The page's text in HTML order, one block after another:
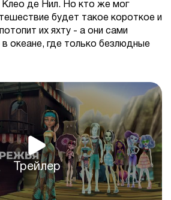
Клео де Нил. Но кто же мог
будет такое короткое и
их яхту - а они сами
в океане, где только безлюдные
Трейлер